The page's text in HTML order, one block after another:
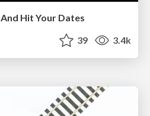
Hit Your Dates
39 3.4k